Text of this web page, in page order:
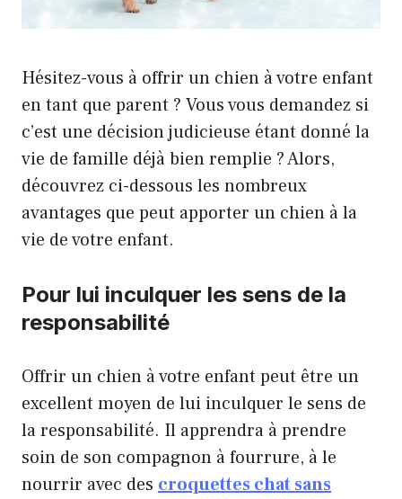
Hésitez-vous à offrir un chien à votre enfant
en tant que parent ? Vous vous demandez si
c’est une décision judicieuse étant donné la
vie de famille déjà bien remplie ? Alors,
découvrez ci-dessous les nombreux
avantages que peut apporter un chien à la
vie de votre enfant.
Pour lui inculquer les sens de la
responsabilité
Offrir un chien à votre enfant peut être un
excellent moyen de lui inculquer le sens de
la responsabilité. Il apprendra à prendre
soin de son compagnon à fourrure, à le
nourrir avec des croquettes chat sans